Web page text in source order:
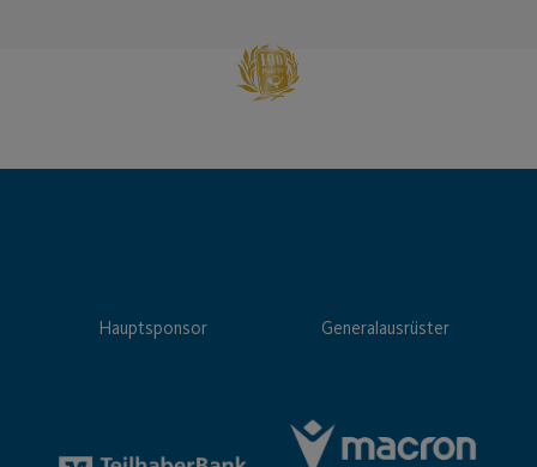
Hauptsponsor Generalausrüster